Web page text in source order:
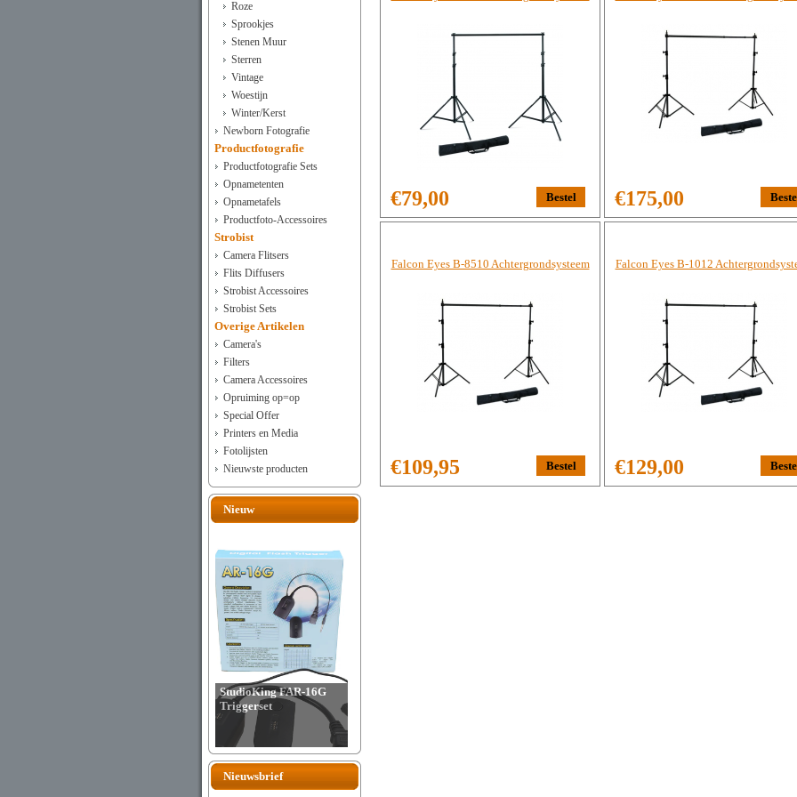
Roze
Sprookjes
Stenen Muur
Sterren
Vintage
Woestijn
Winter/Kerst
Newborn Fotografie
Productfotografie
Productfotografie Sets
Opnametenten
Opnametafels
Productfoto-Accessoires
Strobist
Camera Flitsers
Flits Diffusers
Strobist Accessoires
Strobist Sets
Overige Artikelen
Camera's
Filters
Camera Accessoires
Opruiming op=op
Special Offer
Printers en Media
Fotolijsten
Nieuwste producten
Nieuw
StudioKing FAR-16G
Triggerset
Nieuwsbrief
€79,00 €175,00
Falcon Eyes B-8510 Achtergrondsysteem
€109,95
Falcon Eyes B-1012
€129,00